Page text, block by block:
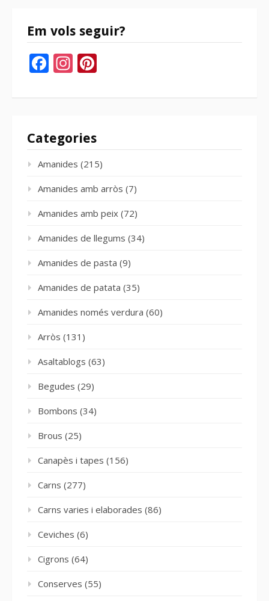
Em vols seguir?
Facebook
Instagram
Categories
Amanides (215)
Amanides amb arròs (7)
Amanides amb peix (72)
Amanides de llegums (34)
Amanides de pasta (9)
Amanides de patata (35)
Amanides només verdura (60)
Arròs (131)
Asaltablogs (63)
Begudes (29)
Bombons (34)
Brous (25)
Canapès i tapes (156)
Carns (277)
Carns varies i elaborades (86)
Ceviches (6)
Cigrons (64)
Conserves (55)